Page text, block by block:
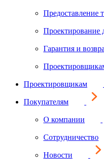
Предоставление
Гарантия и
Проектировщикам
Покупателям
О компании
Сотрудничество
Новости